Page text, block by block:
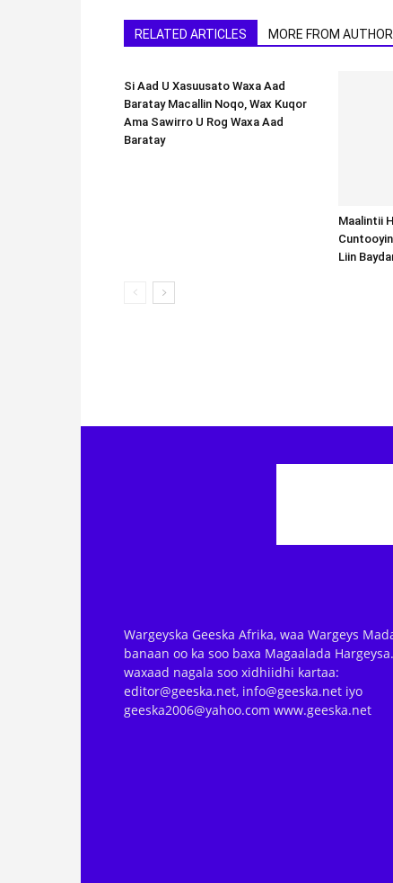
RELATED ARTICLES MORE FROM AUTHOR
Si Aad U Xasuusato Waxa Aad
Baratay Macallin Noqo, Wax Kuqor
Ama Sawirro U Rog Waxa Aad
Baratay
Maalintii
Liin
Wargeyska Geeska Afrika, waa Wargeys
banaan oo ka soo baxa Magaalada Hargeysa.
waxaad nagala soo xidhiidhi kartaa:
editor@geeska.net, info@geeska.net iyo
geeska2006@yahoo.com www.geeska.net